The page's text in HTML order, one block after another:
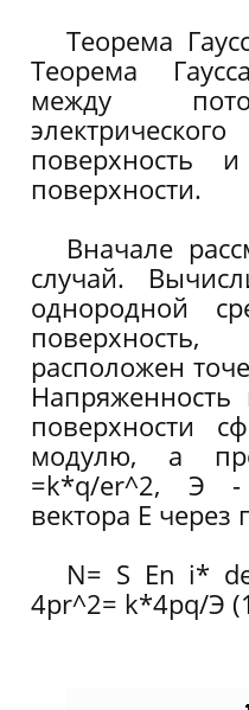
Теорема
Теорема
между
поверхность
поверхности.
Вначале
случай.
однородной
расположен
поверхности
модулю, а
=k*q/er^2, Э -
вектора Е
N= S En i*
4pr^2= k*4pq/Э